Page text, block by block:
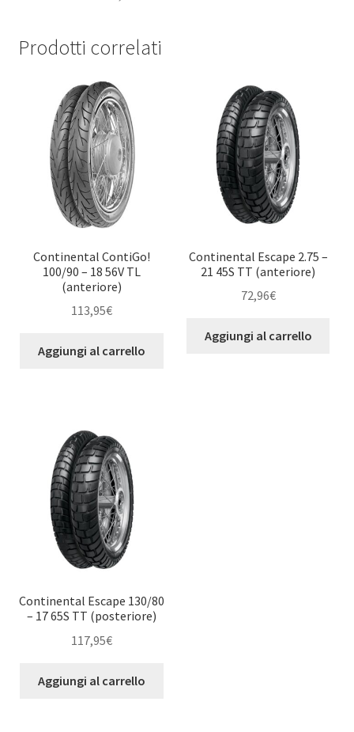
Prodotti correlati
Continental ContiGo!
100/90 – 18 56V TL
(anteriore)
113,95€
Aggiungi al carrello
Continental Escape 2.75 –
21 45S TT (anteriore)
72,96€
Aggiungi al carrello
Continental Escape 130/80
– 17 65S TT (posteriore)
117,95€
Aggiungi al carrello